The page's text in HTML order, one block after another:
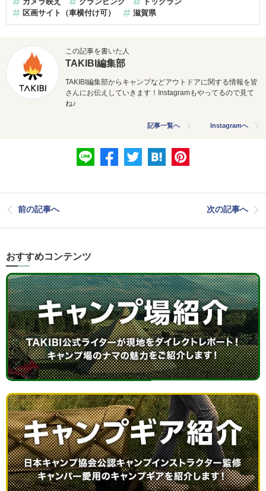
区画サイト（車横付け可）
滋賀県
この記事を書いた人
TAKIBI編集部
TAKIBI編集部からキャンプなどアウトドアに関する情報を皆
さんにお伝えしていきます！Instagramもやってるので見て
ね♪
記事一覧へ Instagramへ
前の記事へ 次の記事へ
おすすめコンテンツ